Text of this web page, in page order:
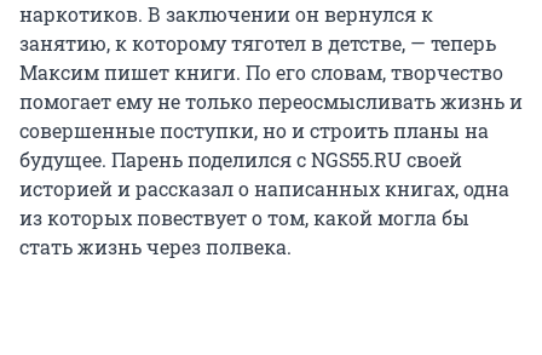
наркотиков. В заключении он вернулся к
занятию, к которому тяготел в детстве, — теперь
Максим пишет книги. По его словам, творчество
помогает ему не только переосмысливать жизнь и
совершенные поступки, но и строить планы на
будущее. Парень поделился с NGS55.RU своей
историей и рассказал о написанных книгах, одна
из которых повествует о том, какой могла бы
стать жизнь через полвека.